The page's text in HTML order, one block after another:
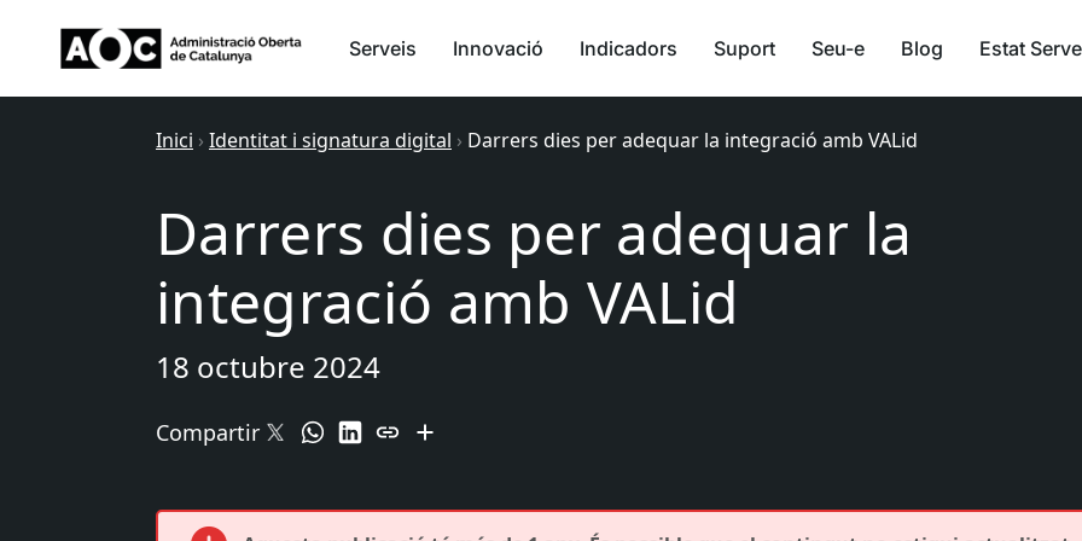
Serveis Innovació Indicadors Suport Seu-e Blog Estat
Inici › Identitat i signatura digital › Darrers dies per adequar la integració amb VALid
Darrers dies per adequar la
integració amb VALid
18 octubre 2024
Compartir